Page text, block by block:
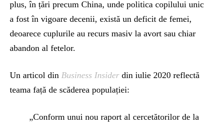
plus, în țări precum China, unde politica copilului unic
a fost în vigoare decenii, există un deficit de femei,
deoarece cuplurile au recurs masiv la avort sau chiar
abandon al fetelor.
Un articol din Business Insider din iulie 2020 reflectă
teama față de scăderea populației:
„Conform unui nou raport al cercetătorilor de la